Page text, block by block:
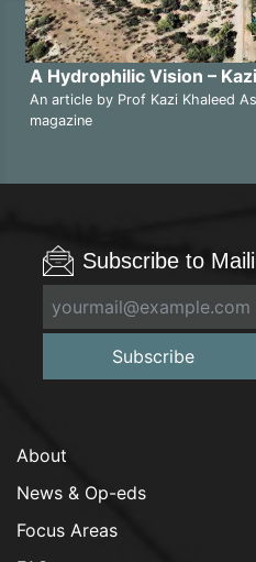
A Hydrophilic Vision –
An article by Prof Kazi Khaleed
magazine
Subscribe to
Subscribe
About
News & Op-eds
Focus Areas